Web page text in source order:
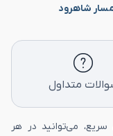
شاهرود
متداول
سریع، می‌توانید در هر